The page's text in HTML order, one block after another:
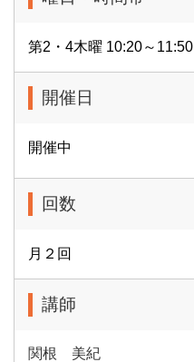
第2・4木曜 10:20～11:50
開催日
開催中
回数
月２回
講師
関根 美紀